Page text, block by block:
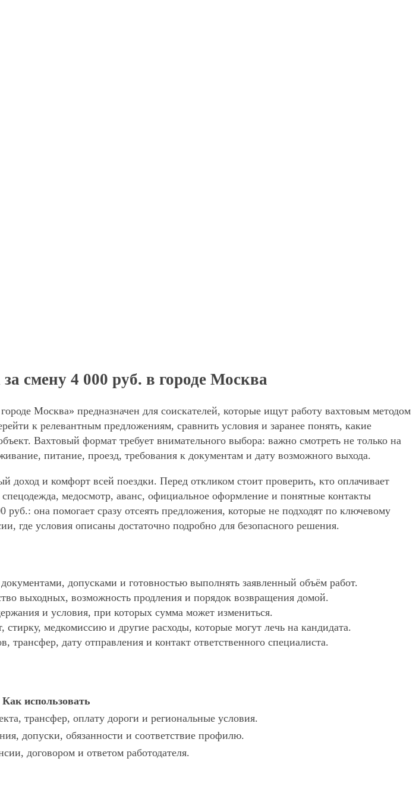
смену 4 000 руб. в городе Москва
Москва» предназначен для соискателей, которые ищут работу вахтовым методом
к релевантным предложениям, сравнить условия и заранее понять, какие
Вахтовый формат требует внимательного выбора: важно смотреть не только на
питание, проезд, требования к документам и дату возможного выхода.
и комфорт всей поездки. Перед откликом стоит проверить, кто оплачивает
медосмотр, аванс, официальное оформление и понятные контакты
руб.: она помогает сразу отсеять предложения, которые не подходят по ключевому
где условия описаны достаточно подробно для безопасного решения.
допусками и готовностью выполнять заявленный объём работ.
выходных, возможность продления и порядок возвращения домой.
и условия, при которых сумма может измениться.
медкомиссию и другие расходы, которые могут лечь на кандидата.
дату отправления и контакт ответственного специалиста.
Как использовать
трансфер, оплату дороги и региональные условия.
допуски, обязанности и соответствие профилю.
договором и ответом работодателя.